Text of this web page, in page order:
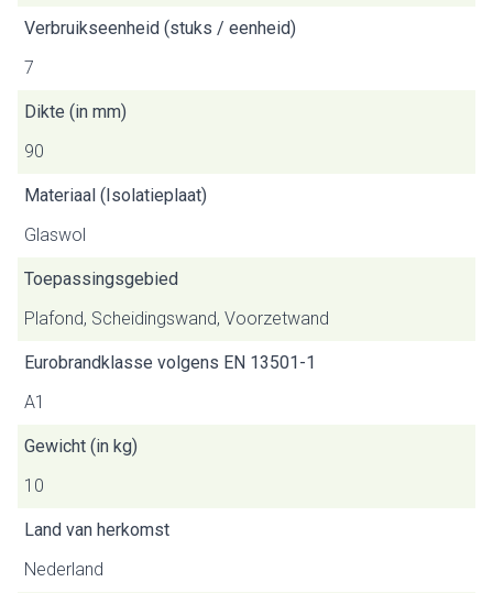
Verbruikseenheid (stuks / eenheid)
7
Dikte (in mm)
90
Materiaal (Isolatieplaat)
Glaswol
Toepassingsgebied
Plafond, Scheidingswand, Voorzetwand
Eurobrandklasse volgens EN 13501-1
A1
Gewicht (in kg)
10
Land van herkomst
Nederland